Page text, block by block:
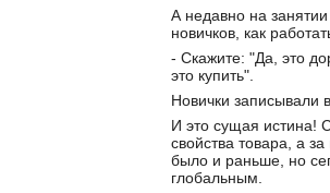
А недавно на
новичков, как
- Скажите: "Да, это
это купить".
Новички записывали
И это сущая истина!
свойства товара, а
было и раньше, но
глобальным.